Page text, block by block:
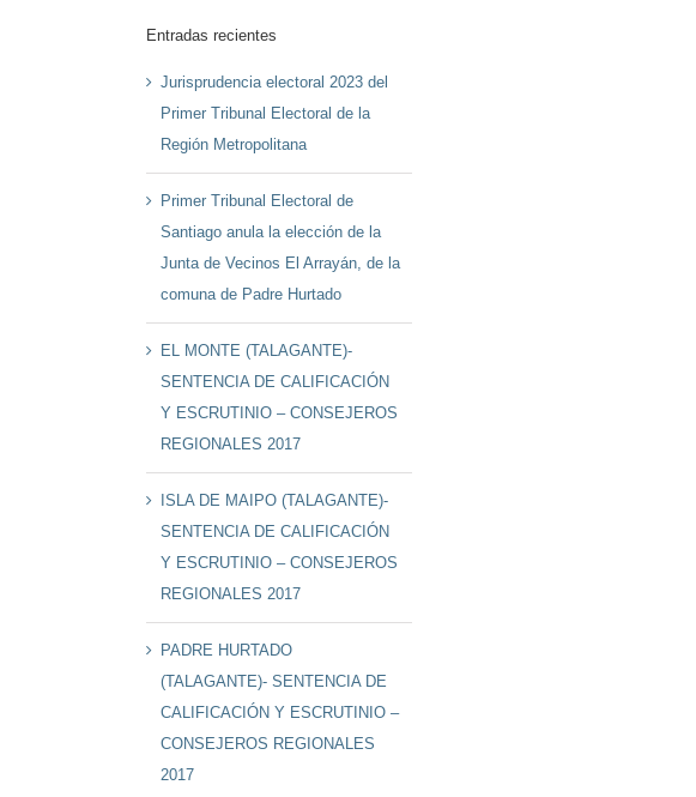
Entradas recientes
Jurisprudencia electoral 2023 del
Primer Tribunal Electoral de la
Región Metropolitana
Primer Tribunal Electoral de
Santiago anula la elección de la
Junta de Vecinos El Arrayán, de la
comuna de Padre Hurtado
EL MONTE (TALAGANTE)-
SENTENCIA DE CALIFICACIÓN
Y ESCRUTINIO – CONSEJEROS
REGIONALES 2017
ISLA DE MAIPO (TALAGANTE)-
SENTENCIA DE CALIFICACIÓN
Y ESCRUTINIO – CONSEJEROS
REGIONALES 2017
PADRE HURTADO
(TALAGANTE)- SENTENCIA DE
CALIFICACIÓN Y ESCRUTINIO –
CONSEJEROS REGIONALES
2017